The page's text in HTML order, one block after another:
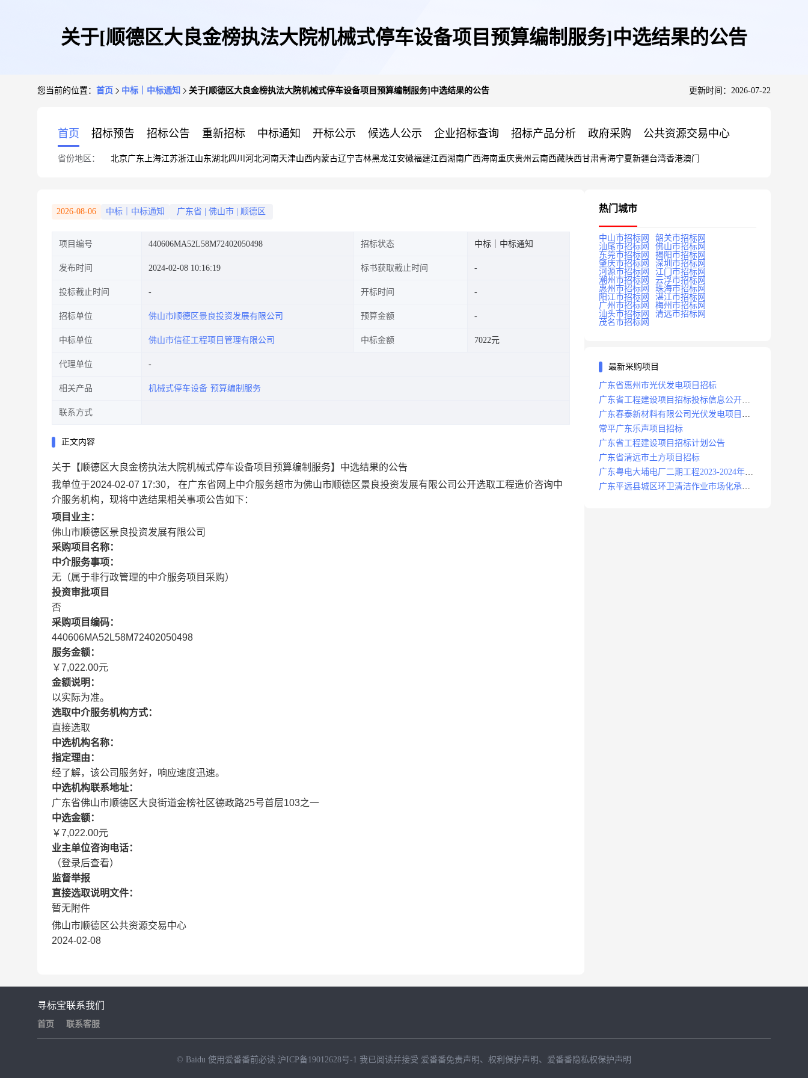
关于[顺德区大良金榜执法大院机械式停车设备项目预算编制服务]中选结果的公告
您当前的位置： 首页 中标｜中标通知 关于[顺德区大良金榜执法大院机械式停车设备项目预算编制服务]中选结果的公告 更新时间：2026-07-22
首页 招标预告 招标公告 重新招标 中标通知 开标公示 候选人公示 企业招标查询 招标产品分析 政府采购 公共资源交易中心
省份地区： 北京广东 上海江苏浙江山东湖北四川 河北河南天津山西内蒙古辽宁吉林黑龙江安徽福建江西湖南广西海南重庆贵州 云南西藏陕西甘肃青海宁夏新疆台湾香港澳门
2026-08-06 中标｜中标通知 广东省 佛山市 顺德区
项目编号 440606MA52L58M72402050498 招标状态 中标｜中标通知
发布时间 2024-02-08 10:16:19 标书获取截止时间
投标截止时间 开标时间
招标单位 佛山市顺德区景良投资发展有限公司 预算金额
中标单位 佛山市信征工程项目管理有限公司 中标金额 7022元
代理单位
相关产品 机械式停车设备 预算编制服务
联系方式
正文内容
关于【顺德区大良金榜执法大院机械式停车设备项目预算编制服务】中选结果的公告
我单位于2024-02-07 17:30， 在广东省网上中介服务超市为佛山市顺德区景良投资发展有限公司公开选取工程造价咨询中
介服务机构，现将中选结果相关事项公告如下：
项目业主：
佛山市顺德区景良投资发展有限公司
采购项目名称：
中介服务事项：
无（属于非行政管理的中介服务项目采购）
投资审批项目
否
采购项目编码：
440606MA52L58M72402050498
服务金额：
￥7,022.00元
金额说明：
以实际为准。
选取中介服务机构方式：
直接选取
中选机构名称：
指定理由：
经了解，该公司服务好，响应速度迅速。
中选机构联系地址：
广东省佛山市顺德区大良街道金榜社区德政路25号首层103之一
中选金额：
￥7,022.00元
业主单位咨询电话：
（登录后查看）
监督举报
直接选取说明文件：
暂无附件
佛山市顺德区公共资源交易中心
2024-02-08
热门城市
中山市招标网
韶关市招标网
汕尾市招标网
佛山市招标网
东莞市招标网
揭阳市招标网
肇庆市招标网
深圳市招标网
河源市招标网
江门市招标网
潮州市招标网
云浮市招标网
惠州市招标网
珠海市招标网
阳江市招标网
湛江市招标网
广州市招标网
梅州市招标网
汕头市招标网
清远市招标网
茂名市招标网
最新采购项目
广东省惠州市光伏发电项目招标
广东省工程建设项目招标投标信息公开目
录
广东春泰新材料有限公司光伏发电项目招
标
常平广东乐声项目招标
广东省工程建设项目招标计划公告
广东省清远市土方项目招标
广东粤电大埔电厂二期工程2023-2024年度
安保服务项目招标公告
广东平远县城区环卫清洁作业市场化承包
寻标宝
首页
联系我们
联系客服
© Baidu 使用爱番番前必读 沪ICP备19012628号-1 我已阅读并接受 爱番番免责声明 、 权利保护声明 、 爱番番隐私权保护声明